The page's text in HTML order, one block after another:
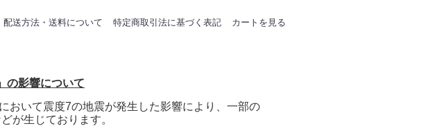
配送方法・送料について 特定商取引法に基づく表記 カートを見る
の影響について
おいて震度7の地震が発生した影響により、一部の
が生じております。